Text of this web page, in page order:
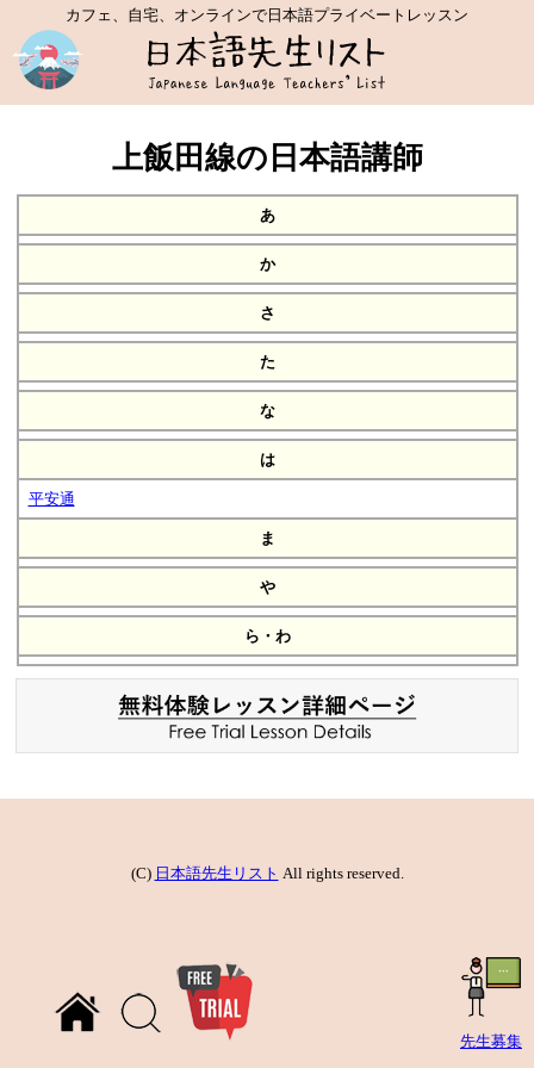
先生募集
カフェ、自宅、オンラインで日本語プライベートレッスン
上飯田線の日本語講師
あ
か
さ
た
な
は
平安通
ま
や
ら・わ
(C) 日本語先生リスト All rights reserved.